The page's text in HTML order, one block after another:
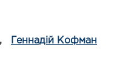
Геннадій Кофман